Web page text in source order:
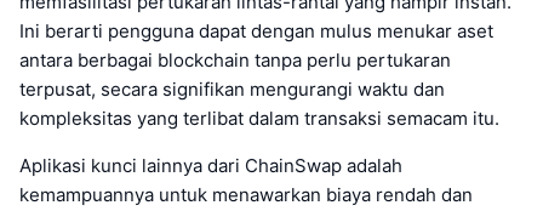
Ini berarti pengguna dapat dengan mulus menukar aset
antara berbagai blockchain tanpa perlu pertukaran
terpusat, secara signifikan mengurangi waktu dan
kompleksitas yang terlibat dalam transaksi semacam itu.
Aplikasi kunci lainnya dari ChainSwap adalah
kemampuannya untuk menawarkan biaya rendah dan